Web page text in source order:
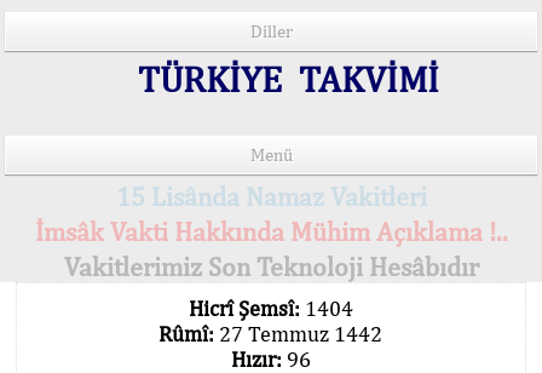
Diller
TÜRKİYE TAKVİMİ
Menü
15 Lisânda Namaz Vakitleri
İmsâk Vakti Hakkında Mühim Açıklama !..
Vakitlerimiz Son Teknoloji Hesâbıdır
Hicrî Şemsî: 1404
Rûmî: 27 Temmuz 1442
Hızır: 96